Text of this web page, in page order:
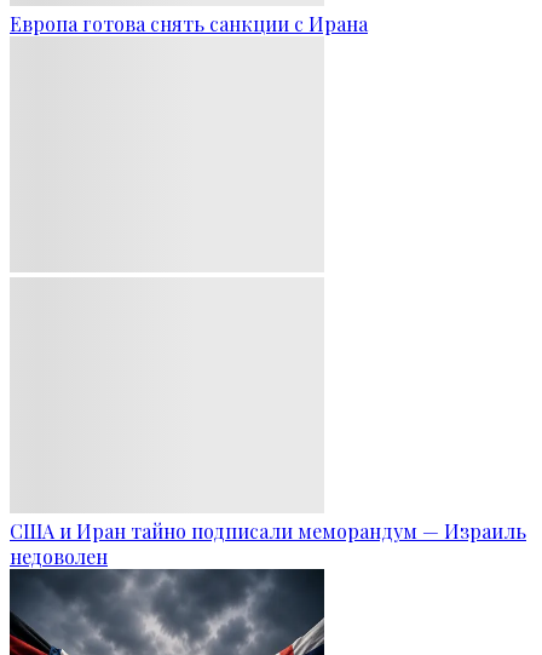
Европа готова снять санкции с Ирана
США и Иран тайно подписали меморандум — Израиль
недоволен